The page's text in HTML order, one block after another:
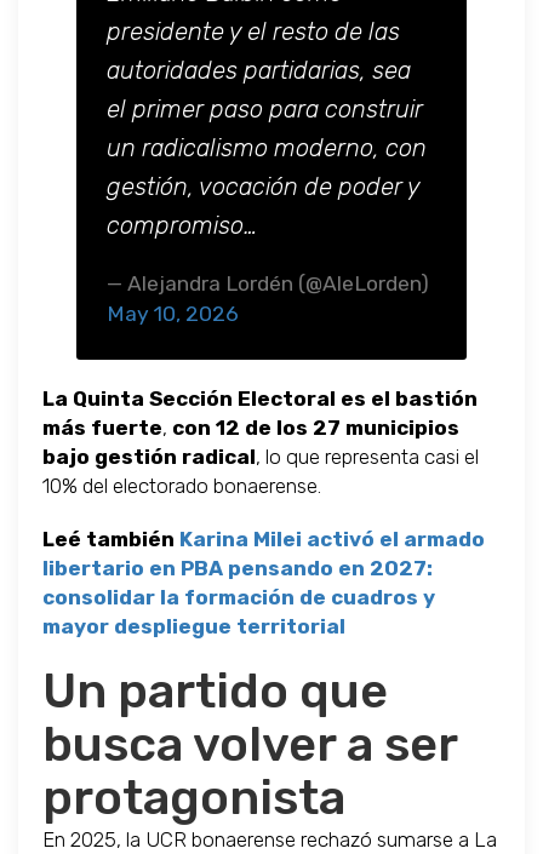
presidente y el resto de las
autoridades partidarias, sea
el primer paso para construir
un radicalismo moderno, con
gestión, vocación de poder y
compromiso…
— Alejandra Lordén (@AleLorden)
May 10, 2026
La Quinta Sección Electoral es el bastión
más fuerte, con 12 de los 27 municipios
bajo gestión radical, lo que representa casi el
10% del electorado bonaerense.
Leé también Karina Milei activó el armado
libertario en PBA pensando en 2027:
consolidar la formación de cuadros y
mayor despliegue territorial
Un partido que
busca volver a ser
protagonista
En 2025, la UCR bonaerense rechazó sumarse a La